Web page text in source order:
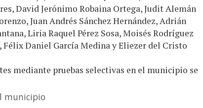
David Jerónimo Robaina Ortega, Judit Alemán
Juan Andrés Sánchez Hernández, Adrián
Liria Raquel Pérez Sosa, Moisés Rodríguez
Félix Daniel García Medina y Eliezer del Cristo
mediante pruebas selectivas en el municipio se
municipio